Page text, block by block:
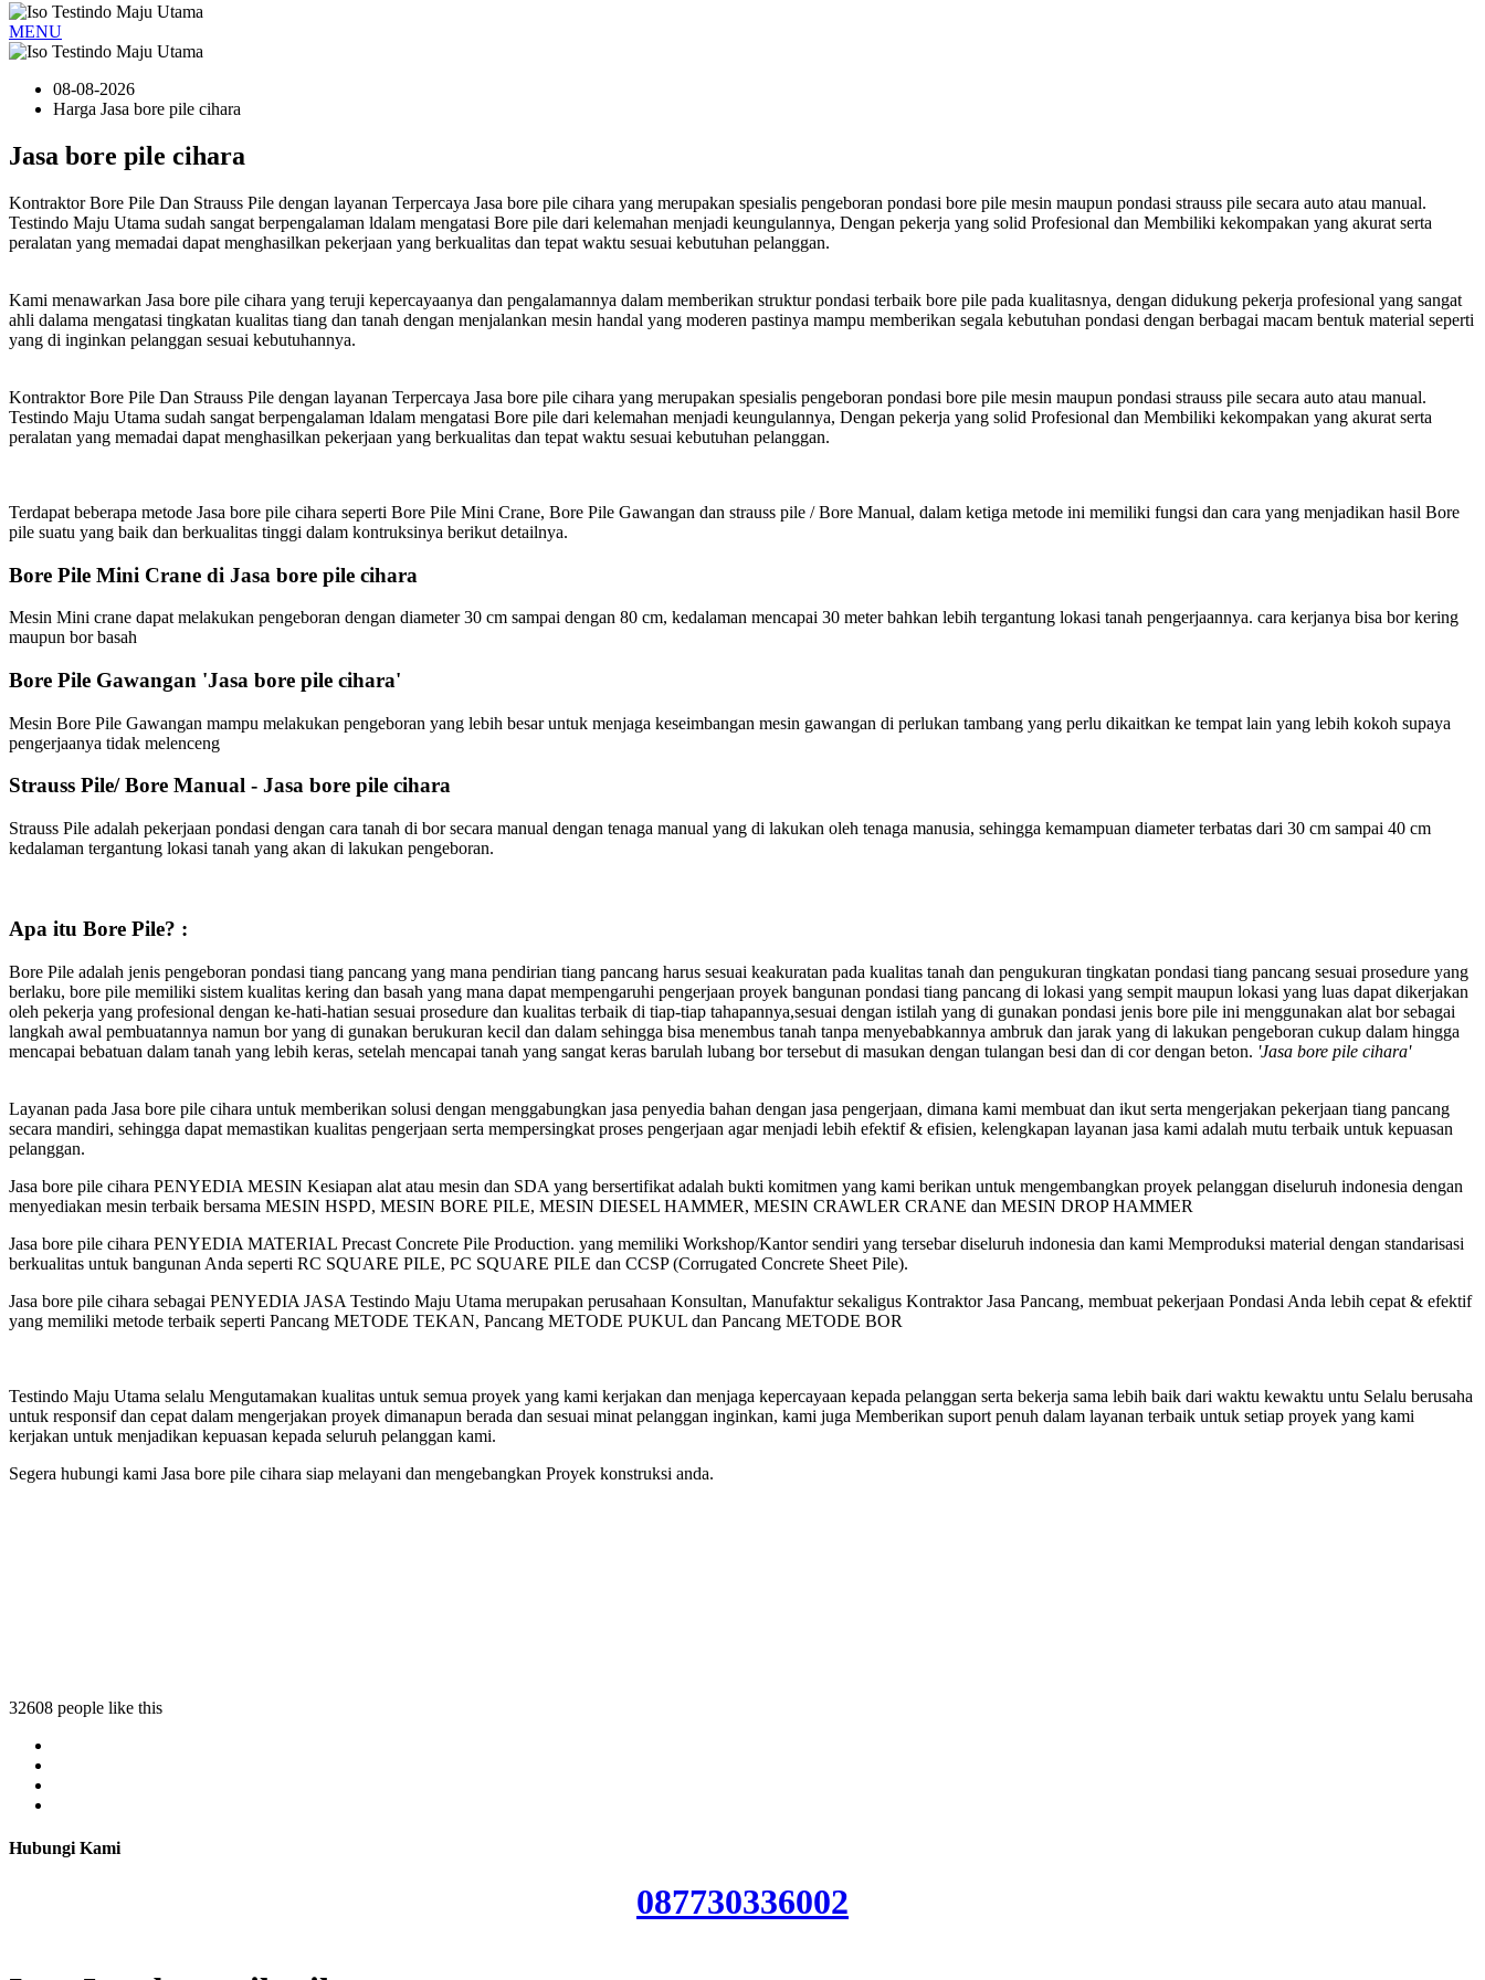
MENU
08-08-2026
Harga Jasa bore pile cihara
Jasa bore pile cihara
Kontraktor Bore Pile Dan Strauss Pile dengan layanan Terpercaya Jasa bore pile cihara yang merupakan spesialis pengeboran pondasi bore pile mesin maupun pondasi strauss pile secara auto atau manual.
Testindo Maju Utama sudah sangat berpengalaman ldalam mengatasi Bore pile dari kelemahan menjadi keungulannya, Dengan pekerja yang solid Profesional dan Membiliki kekompakan yang akurat serta
peralatan yang memadai dapat menghasilkan pekerjaan yang berkualitas dan tepat waktu sesuai kebutuhan pelanggan.
Kami menawarkan Jasa bore pile cihara yang teruji kepercayaanya dan pengalamannya dalam memberikan struktur pondasi terbaik bore pile pada kualitasnya, dengan didukung pekerja profesional yang sangat
ahli dalama mengatasi tingkatan kualitas tiang dan tanah dengan menjalankan mesin handal yang moderen pastinya mampu memberikan segala kebutuhan pondasi dengan berbagai macam bentuk material seperti
yang di inginkan pelanggan sesuai kebutuhannya.
Kontraktor Bore Pile Dan Strauss Pile dengan layanan Terpercaya Jasa bore pile cihara yang merupakan spesialis pengeboran pondasi bore pile mesin maupun pondasi strauss pile secara auto atau manual.
Testindo Maju Utama sudah sangat berpengalaman ldalam mengatasi Bore pile dari kelemahan menjadi keungulannya, Dengan pekerja yang solid Profesional dan Membiliki kekompakan yang akurat serta
peralatan yang memadai dapat menghasilkan pekerjaan yang berkualitas dan tepat waktu sesuai kebutuhan pelanggan.
Terdapat beberapa metode Jasa bore pile cihara seperti Bore Pile Mini Crane, Bore Pile Gawangan dan strauss pile / Bore Manual, dalam ketiga metode ini memiliki fungsi dan cara yang menjadikan hasil Bore
pile suatu yang baik dan berkualitas tinggi dalam kontruksinya berikut detailnya.
Bore Pile Mini Crane di Jasa bore pile cihara
Mesin Mini crane dapat melakukan pengeboran dengan diameter 30 cm sampai dengan 80 cm, kedalaman mencapai 30 meter bahkan lebih tergantung lokasi tanah pengerjaannya. cara kerjanya bisa bor kering
maupun bor basah
Bore Pile Gawangan 'Jasa bore pile cihara'
Mesin Bore Pile Gawangan mampu melakukan pengeboran yang lebih besar untuk menjaga keseimbangan mesin gawangan di perlukan tambang yang perlu dikaitkan ke tempat lain yang lebih kokoh supaya
pengerjaanya tidak melenceng
Strauss Pile/ Bore Manual - Jasa bore pile cihara
Strauss Pile adalah pekerjaan pondasi dengan cara tanah di bor secara manual dengan tenaga manual yang di lakukan oleh tenaga manusia, sehingga kemampuan diameter terbatas dari 30 cm sampai 40 cm
kedalaman tergantung lokasi tanah yang akan di lakukan pengeboran.
Apa itu Bore Pile? :
Bore Pile adalah jenis pengeboran pondasi tiang pancang yang mana pendirian tiang pancang harus sesuai keakuratan pada kualitas tanah dan pengukuran tingkatan pondasi tiang pancang sesuai prosedure yang
berlaku, bore pile memiliki sistem kualitas kering dan basah yang mana dapat mempengaruhi pengerjaan proyek bangunan pondasi tiang pancang di lokasi yang sempit maupun lokasi yang luas dapat dikerjakan
oleh pekerja yang profesional dengan ke-hati-hatian sesuai prosedure dan kualitas terbaik di tiap-tiap tahapannya,sesuai dengan istilah yang di gunakan pondasi jenis bore pile ini menggunakan alat bor sebagai
langkah awal pembuatannya namun bor yang di gunakan berukuran kecil dan dalam sehingga bisa menembus tanah tanpa menyebabkannya ambruk dan jarak yang di lakukan pengeboran cukup dalam hingga
mencapai bebatuan dalam tanah yang lebih keras, setelah mencapai tanah yang sangat keras barulah lubang bor tersebut di masukan dengan tulangan besi dan di cor dengan beton. 'Jasa bore pile cihara'
Layanan pada Jasa bore pile cihara untuk memberikan solusi dengan menggabungkan jasa penyedia bahan dengan jasa pengerjaan, dimana kami membuat dan ikut serta mengerjakan pekerjaan tiang pancang
secara mandiri, sehingga dapat memastikan kualitas pengerjaan serta mempersingkat proses pengerjaan agar menjadi lebih efektif & efisien, kelengkapan layanan jasa kami adalah mutu terbaik untuk kepuasan
pelanggan.
Jasa bore pile cihara PENYEDIA MESIN Kesiapan alat atau mesin dan SDA yang bersertifikat adalah bukti komitmen yang kami berikan untuk mengembangkan proyek pelanggan diseluruh indonesia dengan
menyediakan mesin terbaik bersama MESIN HSPD, MESIN BORE PILE, MESIN DIESEL HAMMER, MESIN CRAWLER CRANE dan MESIN DROP HAMMER
Jasa bore pile cihara PENYEDIA MATERIAL Precast Concrete Pile Production. yang memiliki Workshop/Kantor sendiri yang tersebar diseluruh indonesia dan kami Memproduksi material dengan standarisasi
berkualitas untuk bangunan Anda seperti RC SQUARE PILE, PC SQUARE PILE dan CCSP (Corrugated Concrete Sheet Pile).
Jasa bore pile cihara sebagai PENYEDIA JASA Testindo Maju Utama merupakan perusahaan Konsultan, Manufaktur sekaligus Kontraktor Jasa Pancang, membuat pekerjaan Pondasi Anda lebih cepat & efektif
yang memiliki metode terbaik seperti Pancang METODE TEKAN, Pancang METODE PUKUL dan Pancang METODE BOR
Testindo Maju Utama selalu Mengutamakan kualitas untuk semua proyek yang kami kerjakan dan menjaga kepercayaan kepada pelanggan serta bekerja sama lebih baik dari waktu kewaktu untu Selalu berusaha
untuk responsif dan cepat dalam mengerjakan proyek dimanapun berada dan sesuai minat pelanggan inginkan, kami juga Memberikan suport penuh dalam layanan terbaik untuk setiap proyek yang kami
kerjakan untuk menjadikan kepuasan kepada seluruh pelanggan kami.
Segera hubungi kami Jasa bore pile cihara siap melayani dan mengebangkan Proyek konstruksi anda.
32608 people like this
Hubungi Kami
087730336002